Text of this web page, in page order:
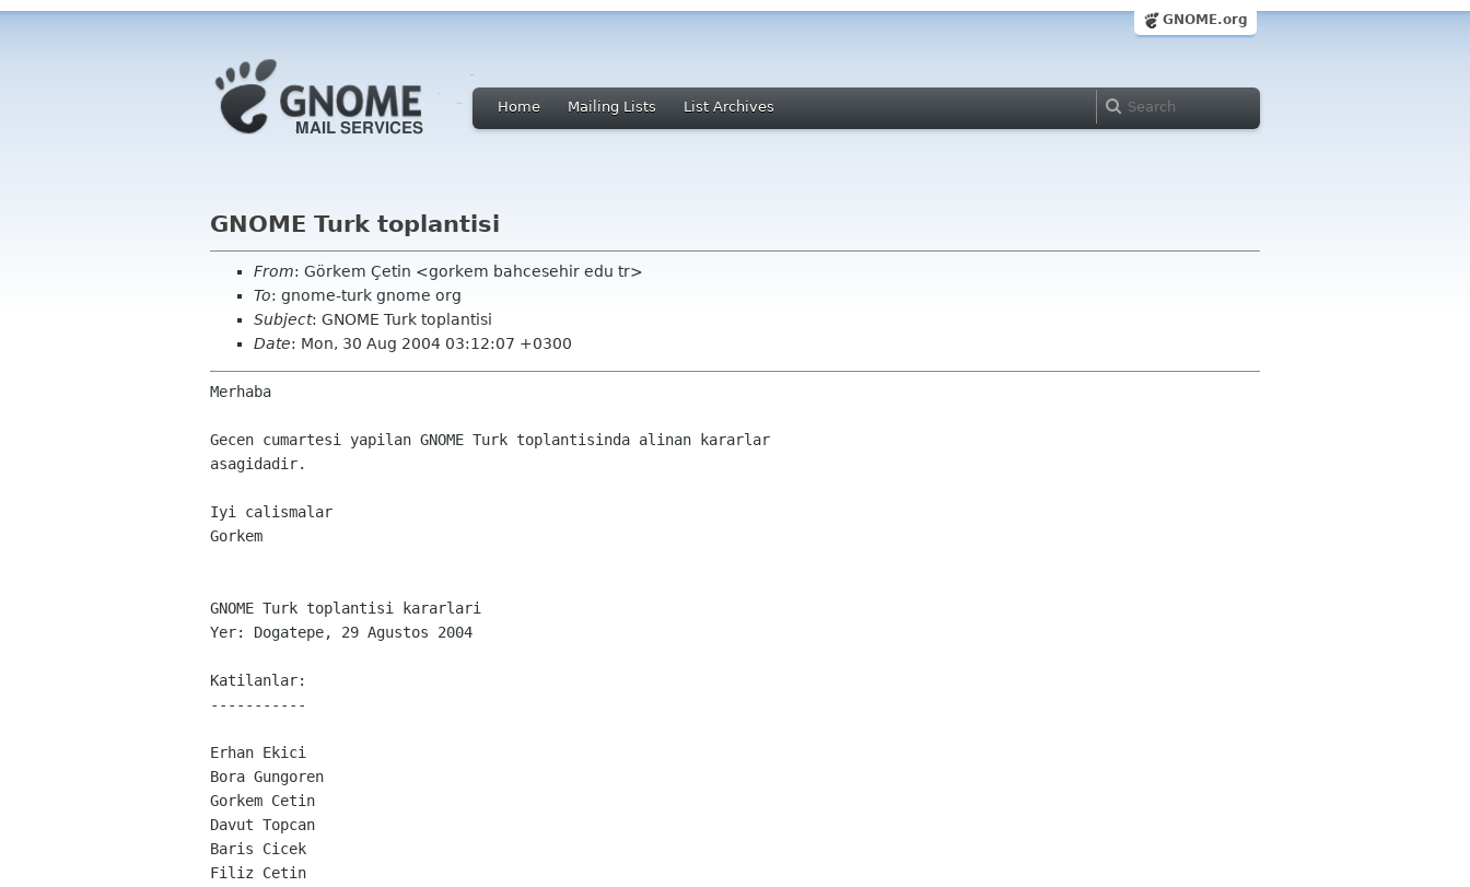
GNOME.org
Home Mailing Lists List Archives
GNOME Turk toplantisi
From: Görkem Çetin <gorkem bahcesehir edu tr>
To: gnome-turk gnome org
Subject: GNOME Turk toplantisi
Date: Mon, 30 Aug 2004 03:12:07 +0300
Merhaba
Gecen cumartesi yapilan GNOME Turk toplantisinda alinan kararlar
asagidadir.
Iyi calismalar
Gorkem
GNOME Turk toplantisi kararlari
Yer: Dogatepe, 29 Agustos 2004
Katilanlar:
-----------
Erhan Ekici
Bora Gungoren
Gorkem Cetin
Davut Topcan
Baris Cicek
Filiz Cetin